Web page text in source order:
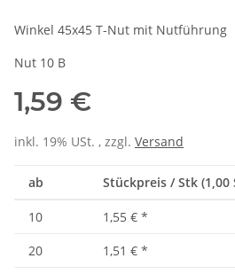
Winkel 45x45 T-Nut mit Nutführung
Nut 10 B
1,59 €
inkl. 19% USt. , zzgl. Versand
ab Stückpreis / Stk (1,00
10 1,55 € *
20
1,51 € *